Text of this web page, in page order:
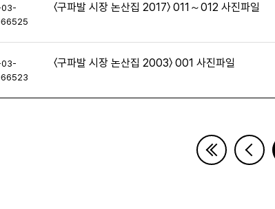
03-
〈구파발 시장 논산집 2017〉 011～012 사진파일
03-
〈구파발 시장 논산집 2003〉 001 사진파일